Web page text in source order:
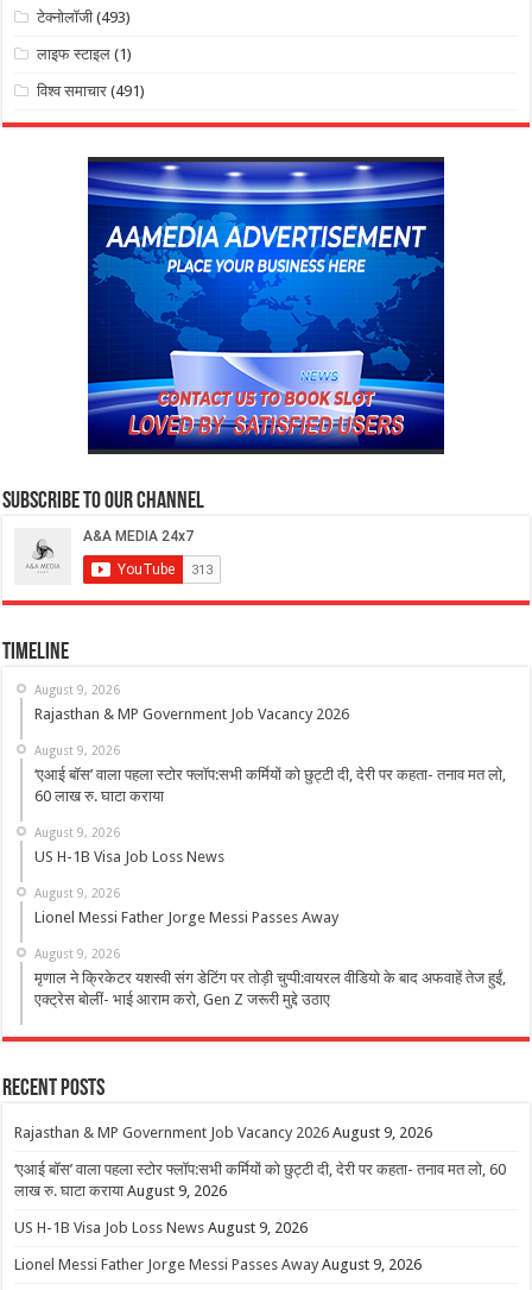
टेक्नोलॉजी (493)
लाइफ स्टाइल (1)
विश्व समाचार (491)
Subscribe to our Channel
Timeline
August 9, 2026
Rajasthan & MP Government Job Vacancy 2026
August 9, 2026
‘एआई बॉस’ वाला पहला स्टोर फ्लॉप:सभी कर्मियों को छुट्टी दी, देरी पर कहता- तनाव मत लो,
60 लाख रु. घाटा कराया
August 9, 2026
US H-1B Visa Job Loss News
August 9, 2026
Lionel Messi Father Jorge Messi Passes Away
August 9, 2026
मृणाल ने क्रिकेटर यशस्वी संग डेटिंग पर तोड़ी चुप्पी:वायरल वीडियो के बाद अफवाहें तेज हुईं,
एक्ट्रेस बोलीं- भाई आराम करो, Gen Z जरूरी मुद्दे उठाए
Recent Posts
Rajasthan & MP Government Job Vacancy 2026 August 9, 2026
‘एआई बॉस’ वाला पहला स्टोर फ्लॉप:सभी कर्मियों को छुट्टी दी, देरी पर कहता- तनाव मत लो, 60
लाख रु. घाटा कराया August 9, 2026
US H-1B Visa Job Loss News August 9, 2026
Lionel Messi Father Jorge Messi Passes Away August 9, 2026